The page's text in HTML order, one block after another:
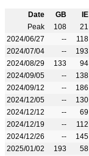
Date GB
IE
Peak
108
21
2024/06/27
--
118
2024/07/04
--
193
2024/08/29
133
94
2024/09/05
--
138
2024/09/12
--
186
2024/12/05
--
130
2024/12/12
--
69
2024/12/19
--
112
2024/12/26
--
145
2025/01/02
193
58